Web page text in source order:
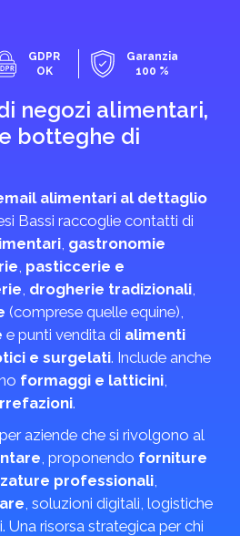
GDPR
OK
Garanzia
100 %
negozi alimentari,
botteghe di
alimentari al dettaglio
Bassi raccoglie contatti di
, gastronomie
, pasticcerie e
, drogherie tradizionali,
(comprese quelle equine),
e punti vendita di alimenti
e surgelati. Include anche
formaggi e latticini,
.
aziende che si rivolgono al
, proponendo forniture
professionali,
, soluzioni digitali, logistiche
risorsa strategica per chi